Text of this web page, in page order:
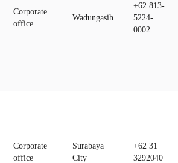
Corporate
office
Wadungasih
+62 813-
5224-
0002
Corporate
office
Surabaya
City
+62 31
3292040